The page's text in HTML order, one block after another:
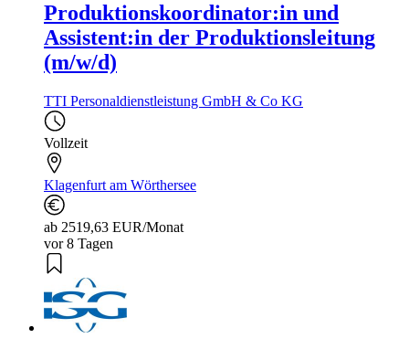
Produktionskoordinator:in und
Assistent:in der Produktionsleitung
(m/w/d)
TTI Personaldienstleistung GmbH & Co KG
Vollzeit
Klagenfurt am Wörthersee
ab 2519,63 EUR/Monat
vor 8 Tagen